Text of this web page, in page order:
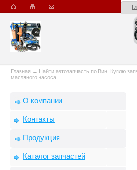
Главная → Найти автозапчасть по Вин. Куплю
масляного насоса
О компании
Контакты
Продукция
Каталог запчастей